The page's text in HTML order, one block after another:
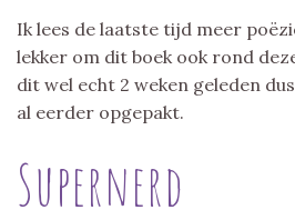
Ik lees de laatste tijd meer
lekker om dit boek ook rond
dit wel echt 2 weken geleden
al eerder opgepakt.
Supernerd